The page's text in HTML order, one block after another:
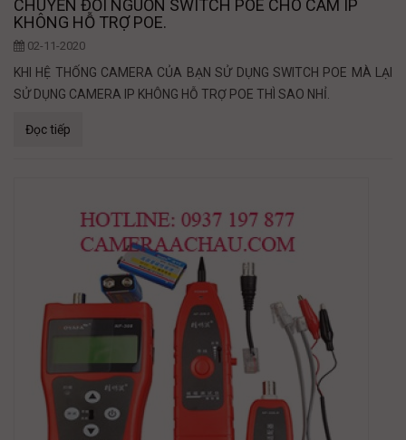
CHUYỂN ĐỔI NGUỒN SWITCH POE CHO CAM IP
KHÔNG HỖ TRỢ POE.
02-11-2020
KHI HỆ THỐNG CAMERA CỦA BẠN SỬ DỤNG SWITCH POE MÀ LẠI
SỬ DỤNG CAMERA IP KHÔNG HỖ TRỢ POE THÌ SAO NHỈ.
Đọc tiếp